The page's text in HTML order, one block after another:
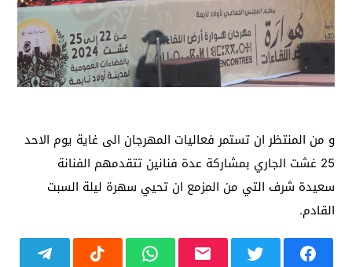
و من المنتظر ان تستمر فعاليات المهرجان الى غاية يوم الاحد
25 غشت الجاري بمشاركة عدة فنانين تتقدمهم الفنانة
سعيدة شرف التي من المزمع ان تحيي سهرة ليلة السبت
القادم.